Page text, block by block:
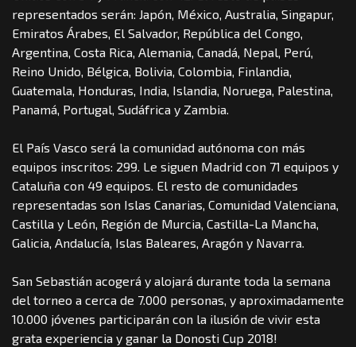
representados serán: Japón, México, Australia, Singapur,
Emiratos Árabes, El Salvador, República del Congo,
Argentina, Costa Rica, Alemania, Canadá, Nepal, Perú,
Reino Unido, Bélgica, Bolivia, Colombia, Finlandia,
Guatemala, Honduras, India, Islandia, Noruega, Palestina,
Panamá, Portugal, Sudáfrica y Zambia.
El País Vasco será la comunidad autónoma con más
equipos inscritos: 299. Le siguen Madrid con 71 equipos y
Cataluña con 49 equipos. El resto de comunidades
representadas son Islas Canarias, Comunidad Valenciana,
Castilla y León, Región de Murcia, Castilla-La Mancha,
Galicia, Andalucía, Islas Baleares, Aragón y Navarra.
San Sebastián acogerá y alojará durante toda la semana
del torneo a cerca de 7.000 personas, y aproximadamente
10.000 jóvenes participarán con la ilusión de vivir esta
grata experiencia y ganar la Donosti Cup 2018!